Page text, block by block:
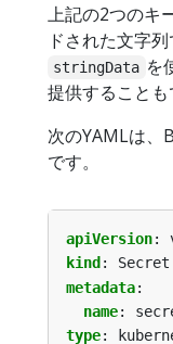
上記の2つのキ
ドされた文字
stringData を
提供することも
次のYAMLは
です。
apiVersion:
kind :
Secret
metadata:
name:
type: